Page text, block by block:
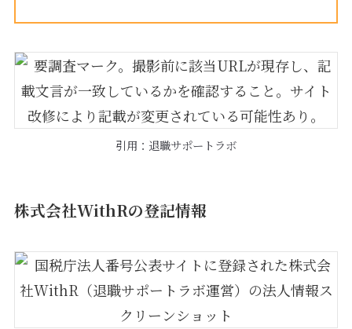
引用：退職サポートラボ
株式会社WithRの登記情報